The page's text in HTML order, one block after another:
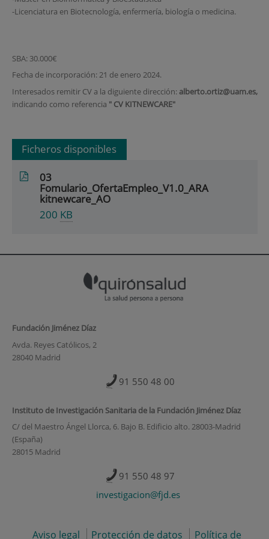
-Licenciatura en Biotecnología, enfermería, biología o medicina.
SBA: 30.000€
Fecha de incorporación: 21 de enero 2024.
Interesados remitir CV a la diguiente dirección:alberto.ortiz@uam.es,
indicando como referencia " CV KITNEWCARE"
Ficheros disponibles
03
Fomulario_OfertaEmpleo_V1.0_ARA
kitnewcare_AO
200 KB
Fundación Jiménez Díaz
Avda. Reyes Católicos, 2
28040 Madrid
91 550 48 00
Instituto de Investigación Sanitaria de la Fundación Jiménez Díaz
C/ del Maestro Ángel Llorca, 6. Bajo B. Edificio alto. 28003-Madrid
(España)
28015 Madrid
91 550 48 97
investigacion@fjd.es
Aviso legal Protección de datos Política de